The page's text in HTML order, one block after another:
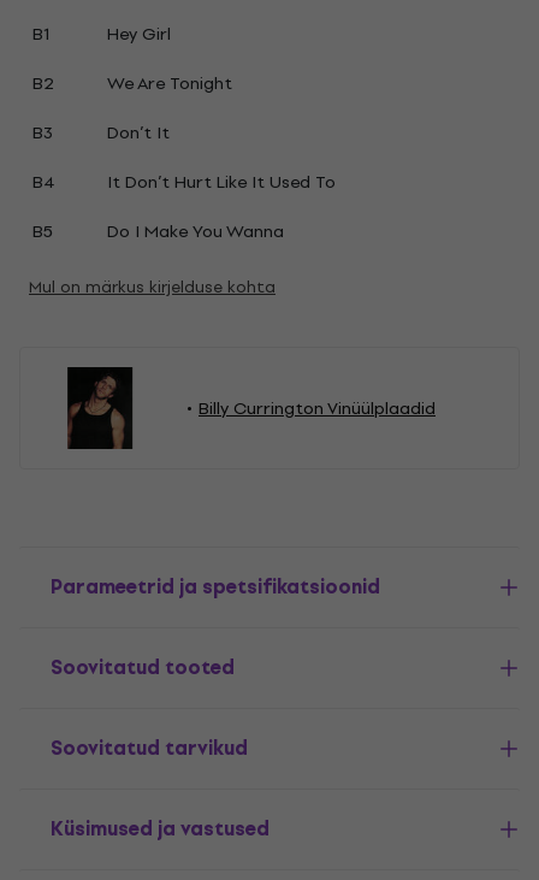
B1
Hey Girl
B2
We Are Tonight
B3
Don’t It
B4
It Don’t Hurt Like It Used To
B5
Do I Make You Wanna
Mul on märkus kirjelduse kohta
Billy Currington Vinüülplaadid
Parameetrid ja spetsifikatsioonid
Soovitatud tooted
Soovitatud tarvikud
Küsimused ja vastused